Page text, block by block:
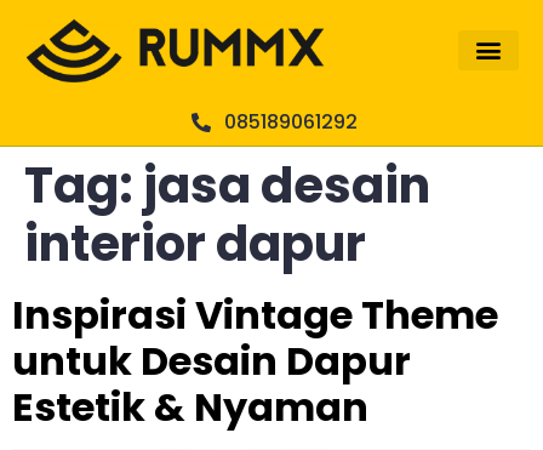
085189061292
Tag: jasa desain
interior dapur
Inspirasi Vintage Theme
untuk Desain Dapur
Estetik & Nyaman